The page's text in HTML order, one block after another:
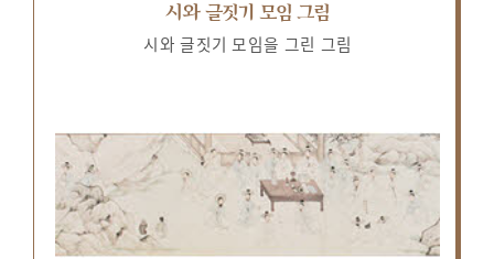
시와 글짓기 모임 그림
시와 글짓기 모임을 그린 그림